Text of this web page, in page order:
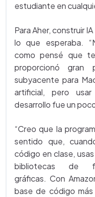
estudiante en
Para Aher, construir
lo que esperaba.
como pensé que
proporcionó gran
subyacente para
artificial, pero
desarrollo fue un
“Creo que la
sentido que,
código en clase,
bibliotecas de
gráficas. Con
base de código